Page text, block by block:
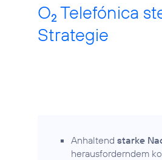
O2 Telefónica
Strategie
Anhaltend starke
herausforderndem